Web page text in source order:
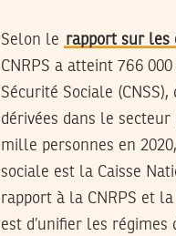
Selon le rapport sur les
CNRPS a atteint 766
Sécurité Sociale
dérivées dans le secteur
mille personnes en
sociale est la Caisse
rapport à la CNRPS et la
est d’unifier les régimes